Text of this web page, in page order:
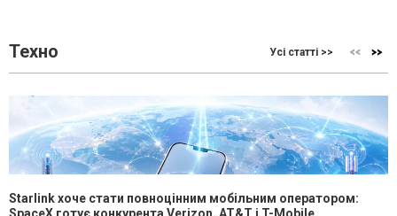
Техно Усі статті >>
Starlink хоче стати повноцінним мобільним оператором: